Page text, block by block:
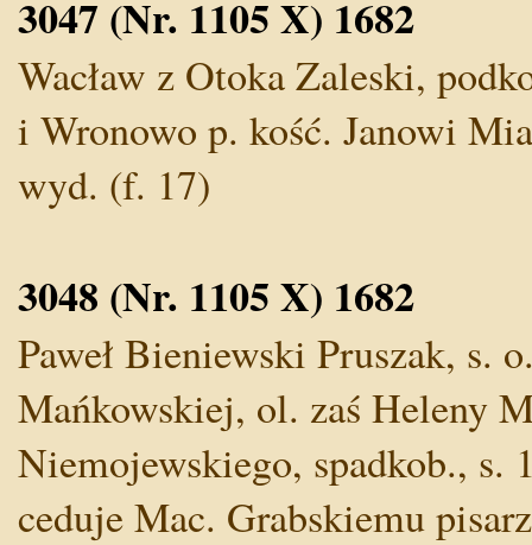
3047 (Nr. 1105 X) 1682
Wacław z Otoka Zaleski,
i Wronowo p. kość. Janowi
wyd. (f. 17)
3048 (Nr. 1105 X) 1682
Paweł Bieniewski Pruszak, s.
Mańkowskiej, ol. zaś Heleny
Niemojewskiego, spadkob., s.
ceduje Mac. Grabskiemu